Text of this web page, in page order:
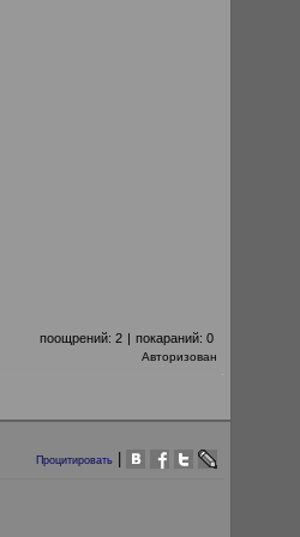
поощрений: 2 | покараний: 0
Авторизован
Процитировать